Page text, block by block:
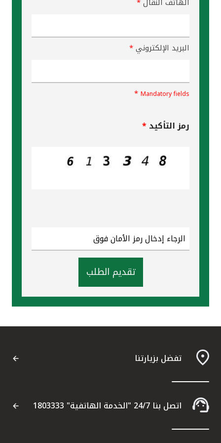
البريد الإلكتروني*
Mandatory fields
*
رمز التأكيد*
تقديم الطلب
تفضل بزيارتنا
اتصل بنا 24/7 "الخدمة الهاتفية" 1803333